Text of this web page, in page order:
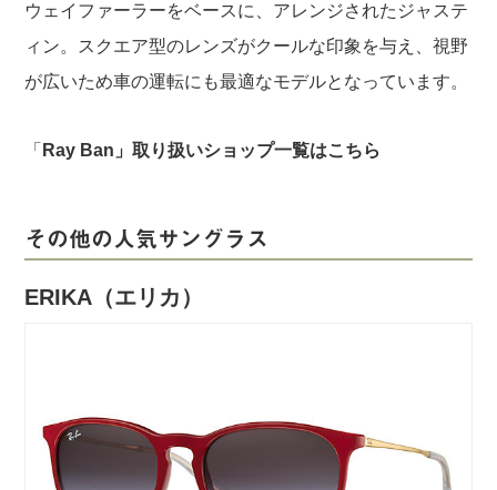
ウェイファーラーをベースに、アレンジされたジャステ
ィン。スクエア型のレンズがクールな印象を与え、視野
が広いため車の運転にも最適なモデルとなっています。
「 Ray Ban」取り扱いショップ一覧はこちら
その他の人気サングラス
ERIKA （エリカ）